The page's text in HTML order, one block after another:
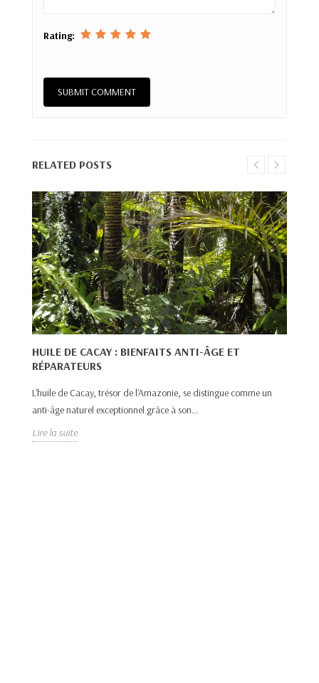
Rating:
RELATED POSTS
HUILE DE CACAY : BIENFAITS ANTI-ÂGE ET
RÉPARATEURS
L'huile de Cacay, trésor de l'Amazonie, se distingue comme un
anti-âge naturel exceptionnel grâce à son...
Lire la suite